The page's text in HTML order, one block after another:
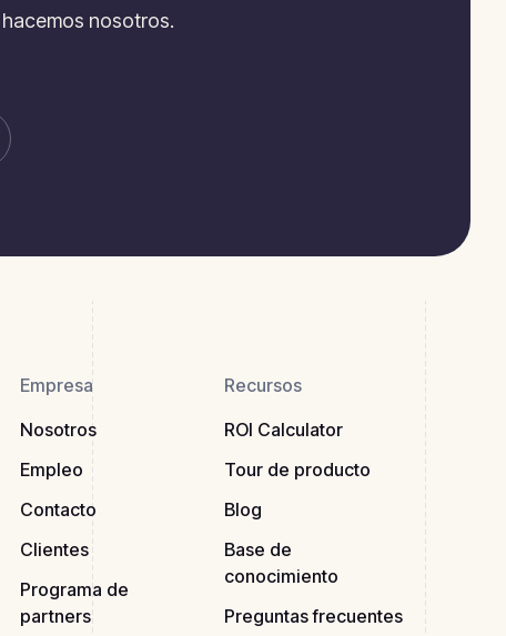
nosotros.
Empresa
Nosotros
Empleo
Contacto
Clientes
Programa de
partners
Recursos
ROI Calculator
Tour de producto
Blog
Base de
conocimiento
Preguntas frecuentes